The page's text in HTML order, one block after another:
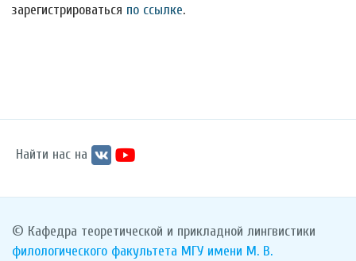
зарегистрироваться по ссылке.
Найти нас на
© Кафедра теоретической и прикладной лингвистики
филологического факультета МГУ имени М. В.